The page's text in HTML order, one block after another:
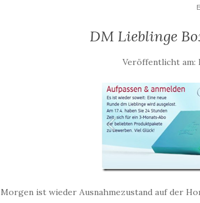
DM Lieblinge
Veröffentlicht am:
Morgen ist wieder Ausnahmezustand auf der